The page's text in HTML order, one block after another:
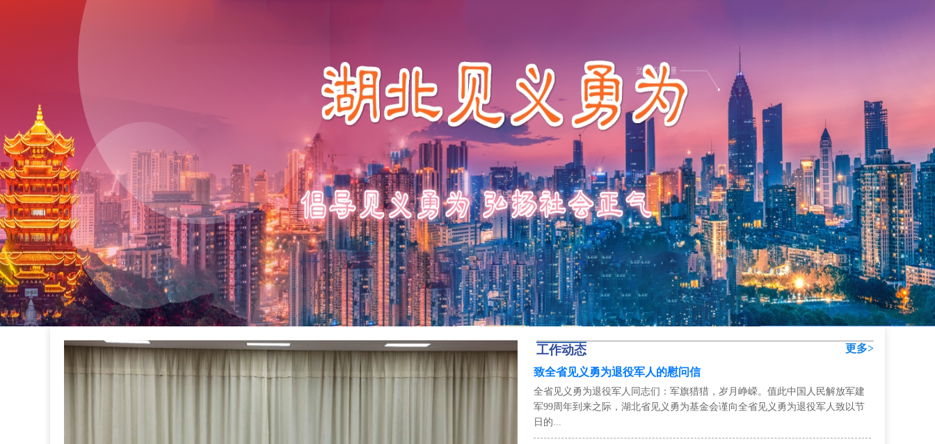
工作动态
更多>
致全省见义勇为退役军人的慰问信
全省见义勇为退役军人同志们：军旗猎猎，岁月峥嵘。值此中国人民解放军建
军99周年到来之际，湖北省见义勇为基金会谨向全省见义勇为退役军人致以节
日的...